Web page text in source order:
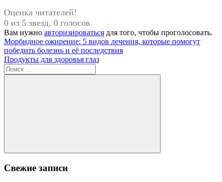
Оценка читателей!
0 из 5 звезд. 0 голосов.
Вам нужно авторизироваться для того, чтобы проголосовать.
Навигация
по
записям
Предыдущая
запись:
Морбидное ожирение: 5 видов лечения, которые помогут
победить болезнь и её последствия
Следующая
запись:
Продукты для здоровья глаз
Поиск
для:
Поиск
Свежие записи